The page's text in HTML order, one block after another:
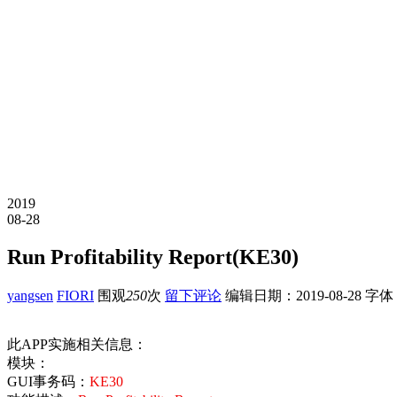
2019
08-28
Run Profitability Report(KE30)
yangsen FIORI 围观250次 留下评论 编辑日期： 2019-08-28 字体
此APP实施相关信息：
模块：
GUI事务码： KE30